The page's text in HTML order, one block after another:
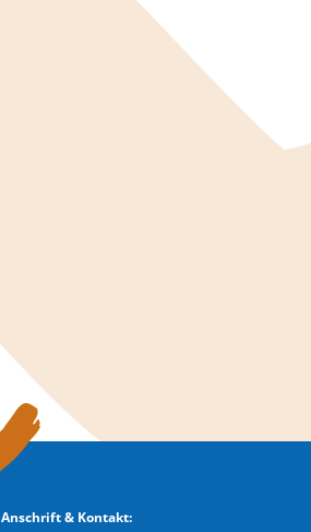
Anschrift & Kontakt: